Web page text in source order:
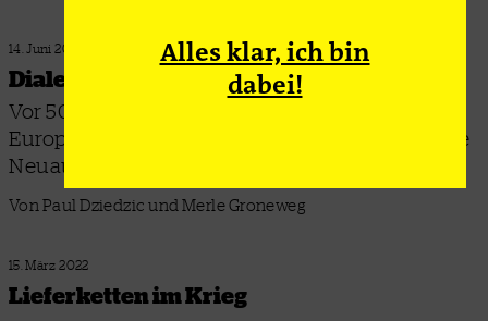
14. Juni 2022
Dialektik der Entwicklung
Vor 50 Jahren erschien Walter Rodneys »How
Europe Underdeveloped Africa« – eine deutsche
Neuauflage ist längst fällig
Von Paul Dziedzic und Merle Groneweg
15. März 2022
Lieferketten im Krieg
Alles klar, ich bin
dabei!